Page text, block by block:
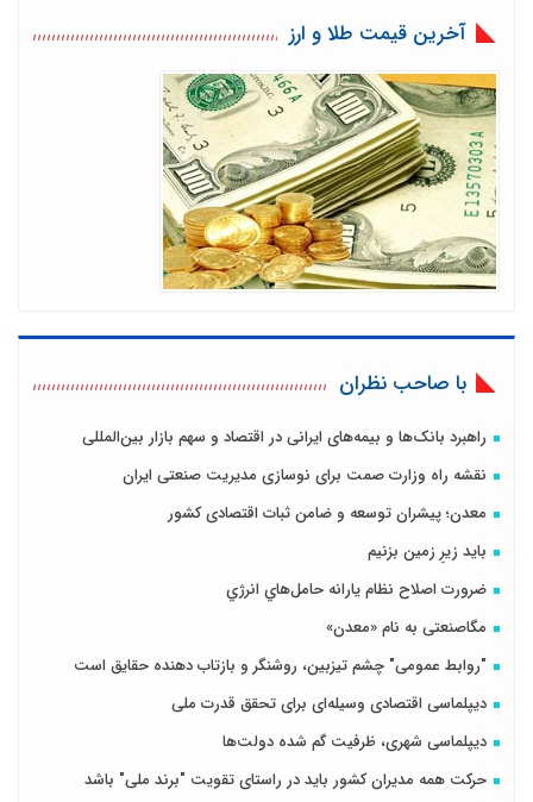
آخرین قیمت طلا و ارز
با صاحب نظران
راهبرد بانک‌ها و بیمه‌های ایرانی در اقتصاد و سهم بازار بین‌المللی
نقشه راه وزارت صمت برای نوسازی مدیریت صنعتی ایران
معدن؛ پیشران توسعه و ضامن ثبات اقتصادی کشور
باید زیرِ زمین بزنیم
ضرورت اصلاح نظام يارانه حامل‌هاي انرژي
مگاصنعتی به نام «معدن»
"روابط عمومی" چشم تیزبین، روشنگر و بازتاب دهنده حقایق است
دیپلماسی اقتصادی وسیله‌ای برای تحقق قدرت ملی
دیپلماسی شهری، ظرفیت گم شده دولت‌ها
حرکت همه مدیران کشور باید در راستای تقویت "برند ملی" باشد